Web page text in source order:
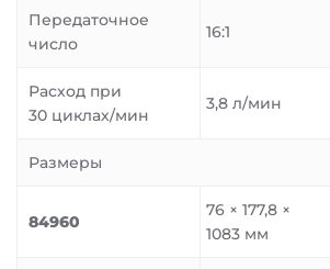
Передаточное
число
16:1
Расход при
30 циклах/мин
3,8 л/мин
Размеры
84960
76 × 177,8 ×
1083 мм